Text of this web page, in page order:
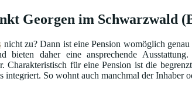
Georgen im Schwarzwald
nicht zu? Dann ist eine Pension womöglich
bieten daher eine ansprechende
Charakteristisch für eine Pension ist die
integriert. So wohnt auch manchmal der Inhaber